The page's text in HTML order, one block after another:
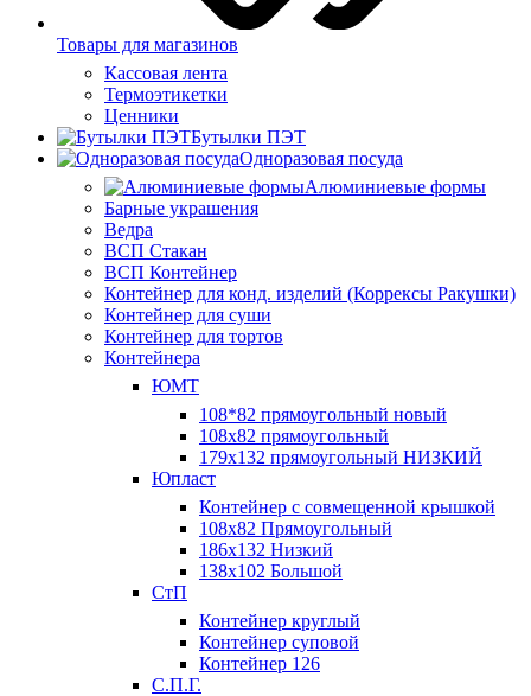
Товары для магазинов
Кассовая лента
Термоэтикетки
Ценники
Бутылки ПЭТ
Одноразовая посуда
Алюминиевые формы
Барные украшения
Ведра
ВСП Стакан
ВСП Контейнер
Контейнер для конд. изделий (Коррексы Ракушки)
Контейнер для суши
Контейнер для тортов
Контейнера
ЮМТ
108*82 прямоугольный новый
108х82 прямоугольный
179х132 прямоугольный НИЗКИЙ
Юпласт
Контейнер с совмещенной крышкой
108х82 Прямоугольный
186х132 Низкий
138х102 Большой
СтП
Контейнер круглый
Контейнер суповой
Контейнер 126
С.П.Г.